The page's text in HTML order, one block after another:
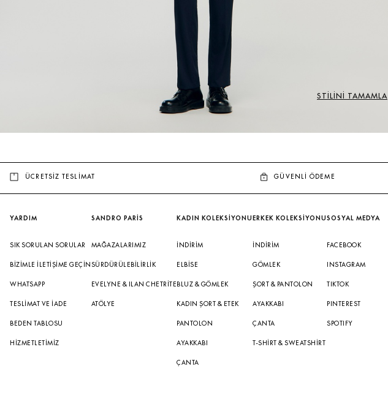
STİLİNİ TAMAMLA
ÜCRETSİZ TESLİMAT GÜVENLİ ÖDEME
YARDIM
SIK SORULAN SORULAR
BIZIMLE İLETIŞIME GEÇIN
WHATSAPP
TESLIMAT VE İADE
BEDEN TABLOSU
HIZMETLETIMIZ
SANDRO PARİS
MAĞAZALARIMIZ
SÜRDÜRÜLEBILIRLIK
EVELYNE & ILAN CHETRITE
ATÖLYE
KADIN KOLEKSİYONU
İNDIRIM
ELBISE
BLUZ & GÖMLEK
KADIN ŞORT & ETEK
PANTOLON
AYAKKABI
ÇANTA
ERKEK KOLEKSİYONU
İNDIRIM
GÖMLEK
ŞORT & PANTOLON
AYAKKABI
ÇANTA
T-SHIRT & SWEATSHIRT
SOSYAL MEDYA
FACEBOOK
INSTAGRAM
TIKTOK
PINTEREST
SPOTIFY